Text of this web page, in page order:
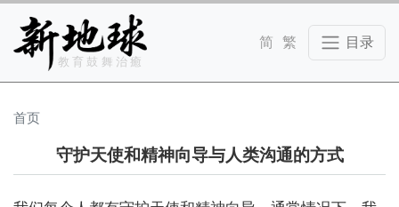
Skip to main content
教育鼓舞治癒
首页
守护天使和精神向导与人类沟通的方式